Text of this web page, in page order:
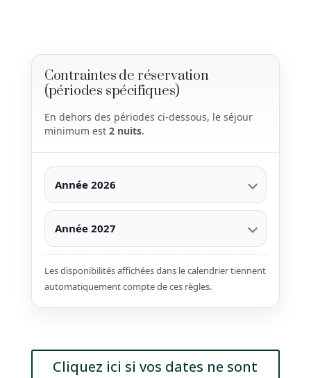
Contraintes de réservation
(périodes spécifiques)
En dehors des périodes ci-dessous, le séjour
minimum est 2 nuits.
Année 2026
Année 2027
Les disponibilités affichées dans le calendrier tiennent
automatiquement compte de ces règles.
Cliquez ici si vos dates ne sont